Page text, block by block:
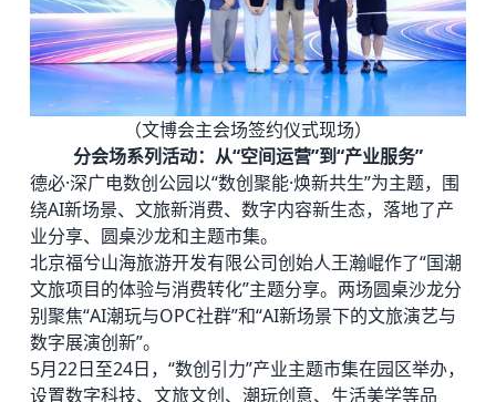
（文博会主会场签约仪式现场）
分会场系列活动：从“空间运营”到“产业服务”
德必·深广电数创公园以“数创聚能·焕新共生”为主题，围
绕AI新场景、文旅新消费、数字内容新生态，落地了产
业分享、圆桌沙龙和主题市集。
北京福兮山海旅游开发有限公司创始人王瀚崐作了“国潮
文旅项目的体验与消费转化”主题分享。两场圆桌沙龙分
别聚焦“AI潮玩与OPC社群”和“AI新场景下的文旅演艺与
数字展演创新”。
5月22日至24日，“数创引力”产业主题市集在园区举办，
设置数字科技、文旅文创、潮玩创意、生活美学等品